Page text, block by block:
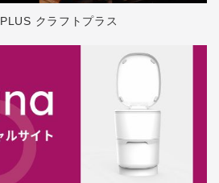
クラフトプラス